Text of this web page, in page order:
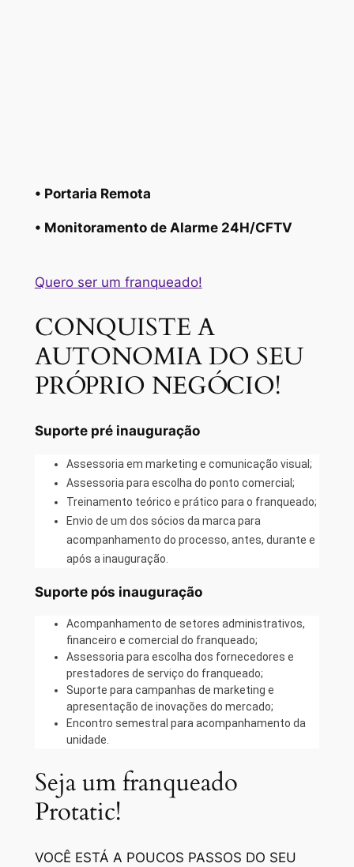
• Portaria Remota
• Monitoramento de Alarme 24H/CFTV
Quero ser um franqueado!
CONQUISTE A
AUTONOMIA DO SEU
PRÓPRIO NEGÓCIO!
Suporte pré inauguração
Assessoria em marketing e comunicação visual;
Assessoria para escolha do ponto comercial;
Treinamento teórico e prático para o franqueado;
Envio de um dos sócios da marca para
acompanhamento do processo, antes, durante e
após a inauguração.
Suporte pós inauguração
Acompanhamento de setores administrativos,
financeiro e comercial do franqueado;
Assessoria para escolha dos fornecedores e
prestadores de serviço do franqueado;
Suporte para campanhas de marketing e
apresentação de inovações do mercado;
Encontro semestral para acompanhamento da
unidade.
Seja um franqueado
Protatic!
VOCÊ ESTÁ A POUCOS PASSOS DO SEU